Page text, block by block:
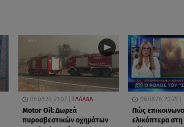
06.08.26, 21:07 ΕΛΛΑΔΑ
Motor Oil: Δωρεά
πυροσβεστικών οχημάτων
06.08.26, 20:25
Πώς
ελικόπτερα